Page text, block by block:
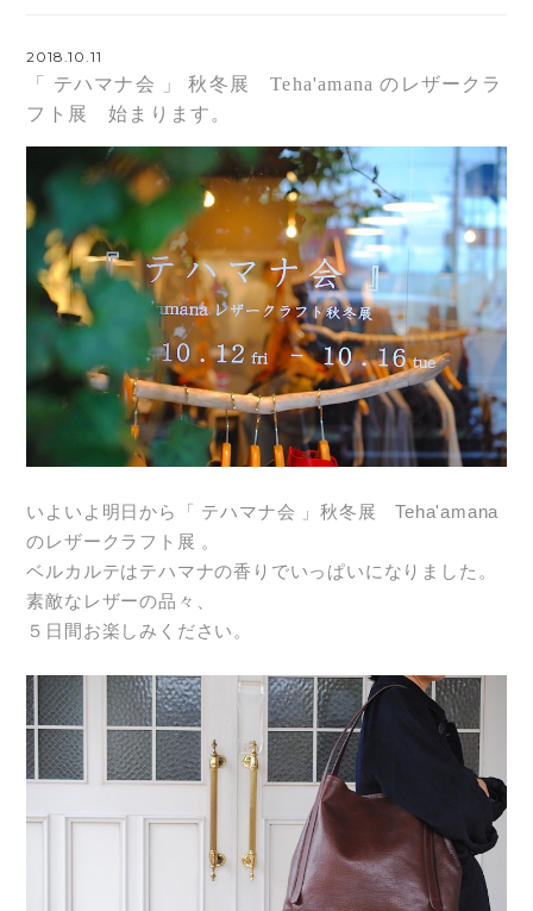
2018.10.11
「 テハマナ会 」 秋冬展 Teha'amana のレザークラ
フト展 始まります。
いよいよ明日から「 テハマナ会 」秋冬展 Teha'amana
のレザークラフト展 。
ベルカルテはテハマナの香りでいっぱいになりました。
素敵なレザーの品々、
５日間お楽しみください。